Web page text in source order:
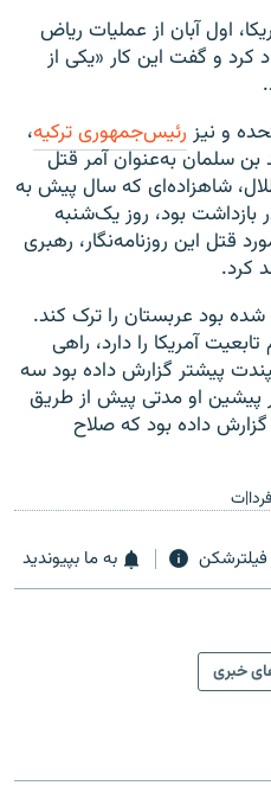
اول آبان از عملیات ریاض
کرد و گفت این کار «یکی از
و نیز رئیس‌جمهوری ترکیه،
سلمان به‌عنوان آمر قتل
شاهزاده‌ای که سال پیش به
بازداشت بود، روز یک‌شنبه
قتل این روزنامه‌نگار، رهبری
کرد.
بود عربستان را ترک کند.
آمریکا را دارد، راهی
پیشتر گزارش داده بود سه
او مدتی پیش از طریق
گزارش داده بود که صلاح
به ما بپیوندید
خبری